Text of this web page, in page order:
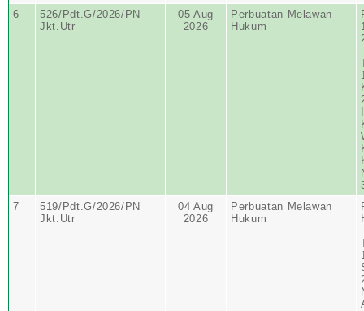
6
526/Pdt.G/2026/PN
Jkt.Utr
05 Aug
2026
Perbuatan Melawan
Hukum
7
519/Pdt.G/2026/PN
Jkt.Utr
04 Aug
2026
Perbuatan Melawan
Hukum